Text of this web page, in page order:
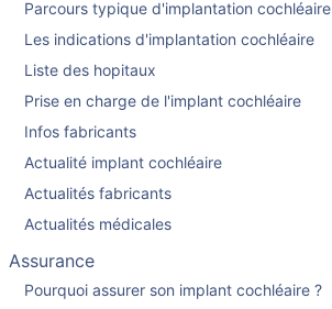
Parcours typique d'implantation cochléaire
Les indications d'implantation cochléaire
Liste des hopitaux
Prise en charge de l'implant cochléaire
Infos fabricants
Actualité implant cochléaire
Actualités fabricants
Actualités médicales
Assurance
Pourquoi assurer son implant cochléaire ?